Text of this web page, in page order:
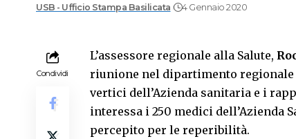
USB - Ufficio Stampa Basilicata 4 Gennaio 2020
Condividi
L’assessore regionale alla Salute,
riunione nel dipartimento
vertici dell’Azienda sanitaria e i
interessa i 250 medici dell’Azienda
percepito per le reperibilità.